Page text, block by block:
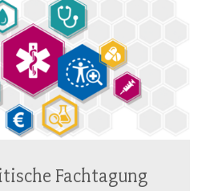
Fachtagung